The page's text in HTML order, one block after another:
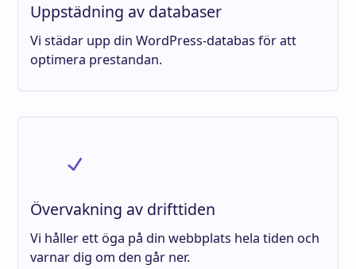
Uppstädning av databaser
Vi städar upp din WordPress-databas för att
optimera prestandan.
Övervakning av drifttiden
Vi håller ett öga på din webbplats hela tiden och
varnar dig om den går ner.